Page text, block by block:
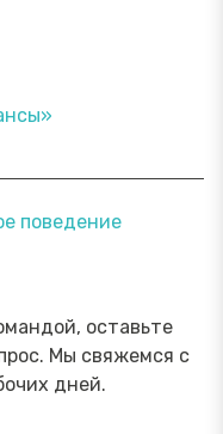
поведение
оставьте
Мы свяжемся с
дней.